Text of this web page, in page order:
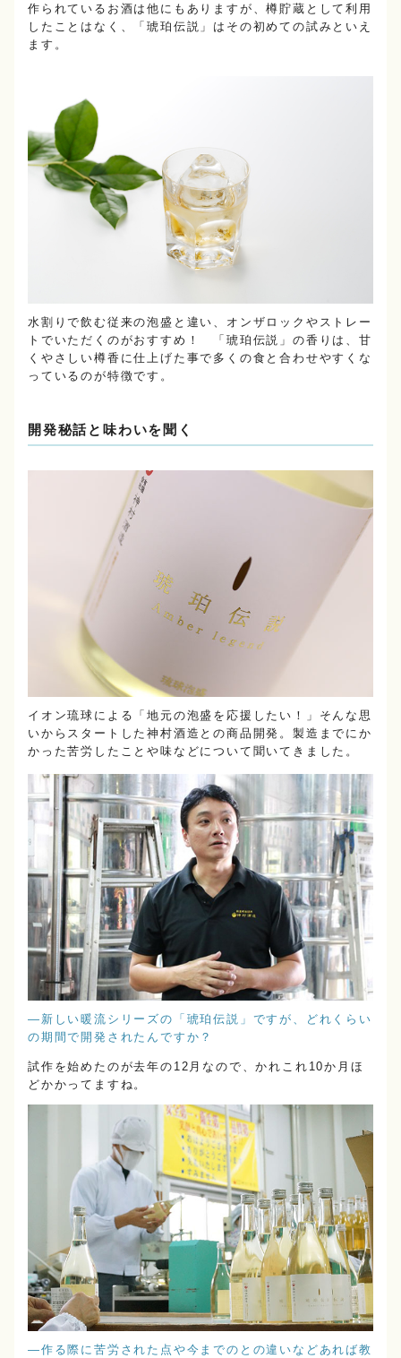
作られているお酒は他にもありますが、樽貯蔵として利用
したことはなく、「琥珀伝説」はその初めての試みといえ
ます。
水割りで飲む従来の泡盛と違い、オンザロックやストレー
トでいただくのがおすすめ！ 「琥珀伝説」の香りは、甘
くやさしい樽香に仕上げた事で多くの食と合わせやすくな
っているのが特徴です。
開発秘話と味わいを聞く
イオン琉球による「地元の泡盛を応援したい！」そんな思
いからスタートした神村酒造との商品開発。製造までにか
かった苦労したことや味などについて聞いてきました。
―新しい暖流シリーズの「琥珀伝説」ですが、どれくらい
の期間で開発されたんですか？
試作を始めたのが去年の12月なので、かれこれ10か月ほ
どかかってますね。
―作る際に苦労された点や今までのとの違いなどあれば教